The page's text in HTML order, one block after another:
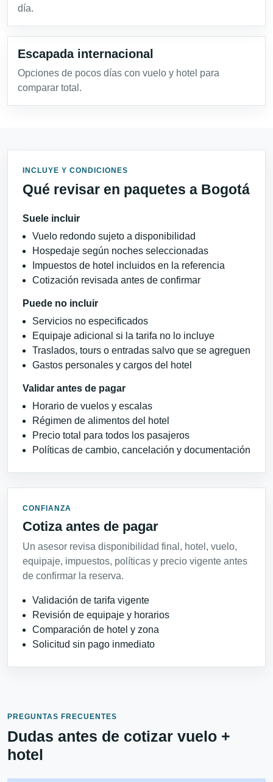
día.
Escapada internacional
Opciones de pocos días con vuelo y hotel para
comparar total.
INCLUYE Y CONDICIONES
Qué revisar en paquetes a Bogotá
Suele incluir
Vuelo redondo sujeto a disponibilidad
Hospedaje según noches seleccionadas
Impuestos de hotel incluidos en la referencia
Cotización revisada antes de confirmar
Puede no incluir
Servicios no especificados
Equipaje adicional si la tarifa no lo incluye
Traslados, tours o entradas salvo que se agreguen
Gastos personales y cargos del hotel
Validar antes de pagar
Horario de vuelos y escalas
Régimen de alimentos del hotel
Precio total para todos los pasajeros
Políticas de cambio, cancelación y documentación
CONFIANZA
Cotiza antes de pagar
Un asesor revisa disponibilidad final, hotel, vuelo,
equipaje, impuestos, políticas y precio vigente antes
de confirmar la reserva.
Validación de tarifa vigente
Revisión de equipaje y horarios
Comparación de hotel y zona
Solicitud sin pago inmediato
PREGUNTAS FRECUENTES
Dudas antes de cotizar vuelo +
hotel